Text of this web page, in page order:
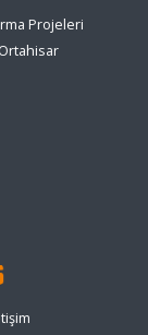
Projeleri